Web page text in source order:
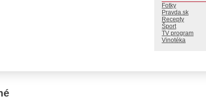
Fotky
Pravda.sk
Recepty
Šport
TV program
Vinotéka